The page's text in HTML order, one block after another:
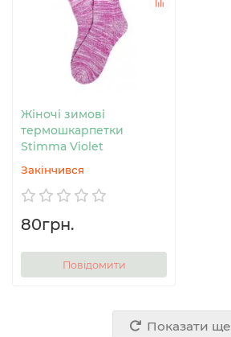
Жіночі зимові
термошкарпетки
Stimma Violet
Закінчився
80грн.
Повідомити
Показати ще